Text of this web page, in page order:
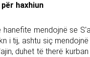
haxhiun
hanefite mendojnë se
i tij, ashtu siç
duhet të therë